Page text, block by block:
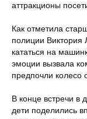
аттракционы
Как отметила
полиции Виктория
кататься на
эмоции вызвала
предпочли колесо
В конце встречи в
дети поделились